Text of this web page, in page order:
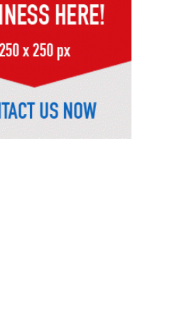
অষ্টম শ্রেণি পাসেই পুলিশ
একাডেমিতে চাকরির
প্রধানমন্ত্রী
র‌্যাবের বিশেষ অভিযানে
দুর্গাপুরে চাঞ্চল্যকর